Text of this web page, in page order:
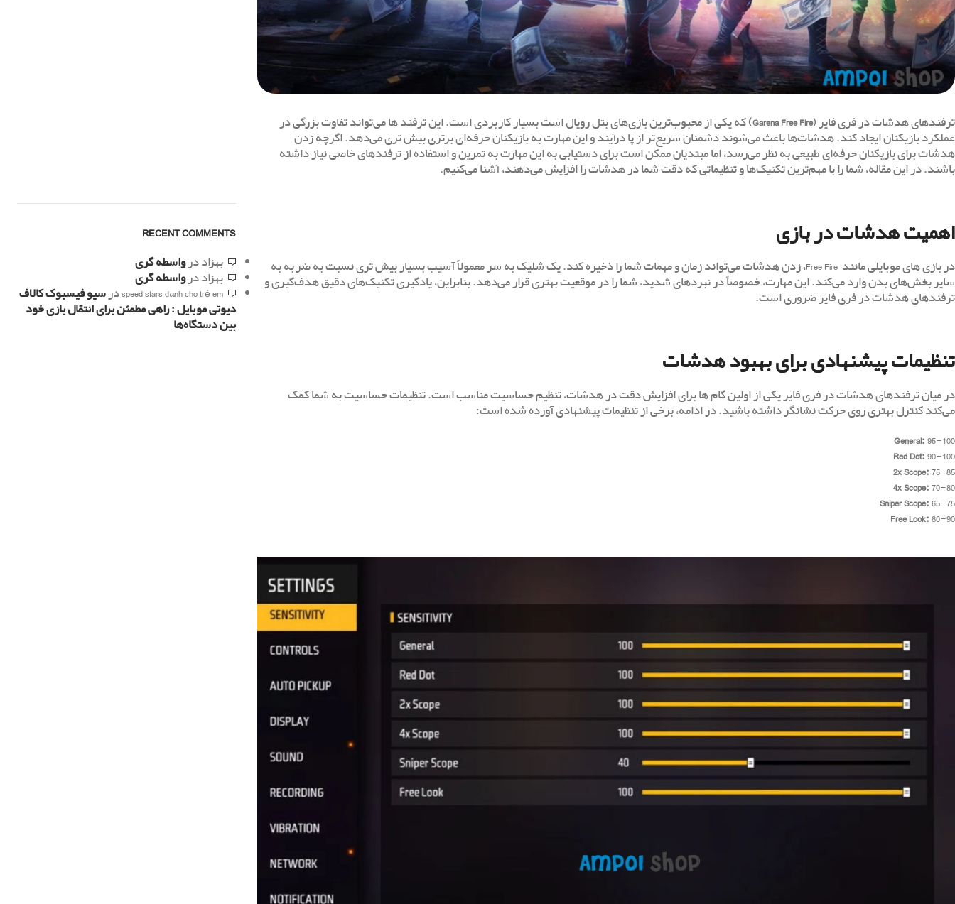
ترفندهای هدشات در فری فایر (Garena Free Fire
)که یکی از محبوب‌ترین بازی‌های بتل رویال است بسیار کاربردی است. این ترفند ها می‌تواند تفاوت بزرگی در
عملکرد بازیکنان ایجاد کند. هدشات‌ها باعث می‌شوند دشمنان سریع‌تر از پا درآیند و این مهارت به بازیکنان حرفه‌ای برتری بیش تری می‌دهد. اگرچه زدن
هدشات برای بازیکنان حرفه‌ای طبیعی به نظر می‌رسد، اما مبتدیان ممکن است برای دستیابی به این مهارت به تمرین و استفاده از ترفندهای خاصی نیاز داشته
باشند. در این مقاله، شما را با مهم‌ترین تکنیک‌ها و تنظیماتی که دقت شما در هدشات را افزایش می‌دهند، آشنا می‌کنیم.
اهمیت هدشات در بازی
در بازی ‌های موبایلی مانند Free Fire، زدن هدشات می‌تواند زمان و مهمات شما را ذخیره کند. یک شلیک به سر معمولاً آسیب بسیار بیش تری نسبت به ضربه به
سایر بخش‌های بدن وارد می‌کند. این مهارت، خصوصاً در نبردهای شدید، شما را در موقعیت بهتری قرار می‌دهد. بنابراین، یادگیری تکنیک‌های دقیق هدف‌گیری و
ترفندهای هدشات در فری فایر ضروری است.
تنظیمات پیشنهادی برای بهبود هدشات
در میان ترفندهای هدشات در فری فایر یکی از اولین گام ‌ها برای افزایش دقت در هدشات، تنظیم حساسیت مناسب است. تنظیمات حساسیت به شما کمک
می‌کند کنترل بهتری روی حرکت نشانگر داشته باشید. در ادامه، برخی از تنظیمات پیشنهادی آورده شده است:
General:95-100
Red Dot:90-100
2x Scope:75-85
4x Scope:70-80
Sniper Scope:65-75
Free Look:80-90
RECENT COMMENTS
بهزاددرواسطه گری
بهزاددرواسطه گری
speed stars dành cho trẻ emدرسیو فیسبوک کالاف
دیوتی موبایل : راهی مطمئن برای انتقال بازی خود
بین دستگاه‌ها